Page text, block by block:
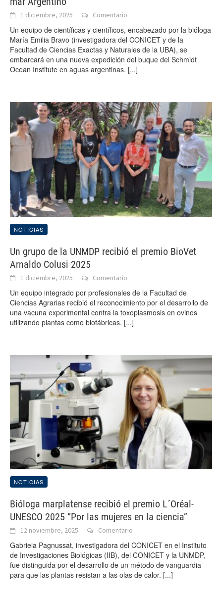
1 diciembre, 2025 Comentario
Un equipo de científicas y científicos, encabezado por la bióloga
María Emilia Bravo (investigadora del CONICET y de la
Facultad de Ciencias Exactas y Naturales de la UBA), se
embarcará en una nueva expedición del buque del Schmidt
Ocean Institute en aguas argentinas. [...]
NOTICIAS
Un grupo de la UNMDP recibió el premio BioVet
Arnaldo Colusi 2025
1 diciembre, 2025 Comentario
Un equipo integrado por profesionales de la Facultad de
Ciencias Agrarias recibió el reconocimiento por el desarrollo de
una vacuna experimental contra la toxoplasmosis en ovinos
utilizando plantas como biofábricas. [...]
NOTICIAS
Bióloga marplatense recibió el premio L´Oréal-
UNESCO 2025 “Por las mujeres en la ciencia”
12 noviembre, 2025 Comentario
Gabriela Pagnussat, investigadora del CONICET en el Instituto
de Investigaciones Biológicas (IIB), del CONICET y la UNMDP,
fue distinguida por el desarrollo de un método de vanguardia
para que las plantas resistan a las olas de calor. [...]